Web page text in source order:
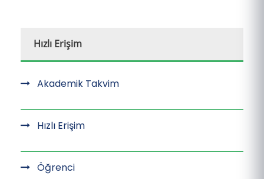
Hızlı Erişim
Akademik Takvim
Hızlı Erişim
Öğrenci